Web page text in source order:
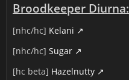
Broodkeeper Diurna:
[nhc/hc] Kelani
[nhc/hc] Sugar
[hc beta] Hazelnutty